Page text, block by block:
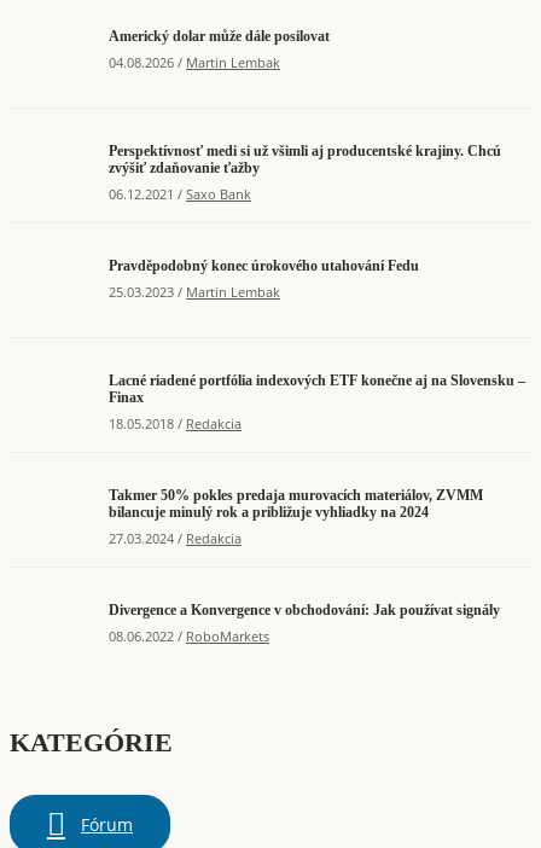
Americký dolar může dále posilovat
04.08.2026 / Martin Lembak
Perspektívnosť medi si už všimli aj producentské krajiny. Chcú
zvýšiť zdaňovanie ťažby
06.12.2021 / Saxo Bank
Pravděpodobný konec úrokového utahování Fedu
25.03.2023 / Martin Lembak
Lacné riadené portfólia indexových ETF konečne aj na Slovensku –
Finax
18.05.2018 / Redakcia
Takmer 50% pokles predaja murovacích materiálov, ZVMM
bilancuje minulý rok a približuje vyhliadky na 2024
27.03.2024 / Redakcia
Divergence a Konvergence v obchodování: Jak používat signály
08.06.2022 / RoboMarkets
KATEGÓRIE
Fórum